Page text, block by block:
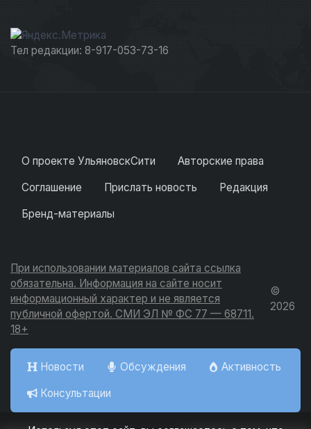
Тел редакции: 8-917-053-73-16
О проекте УльяновскСити
Авторские права
Соглашение
Прислать новость
Редакция
Бренд-материалы
При использовании материалов сайта ссылка
обязательна. Информация на сайте носит
информационный характер и не является
публичной офертой. СМИ ЭЛ № ФС 77 — 68711.
18+
©
2026
Новости Обсуждения
Активность
Консультации